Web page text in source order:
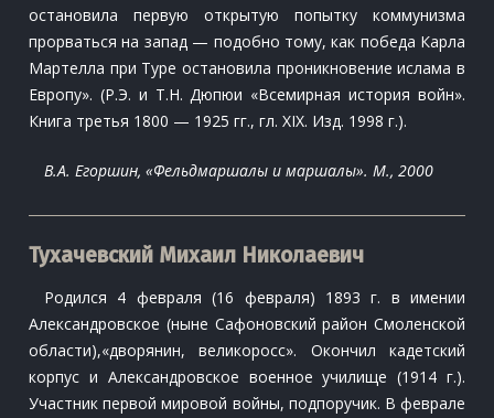
остановила первую открытую попытку коммунизма
прорваться на запад — подобно тому, как победа Карла
Мартелла при Туре остановила проникновение ислама в
Европу». (Р.Э. и Т.Н. Дюпюи «Всемирная история войн».
Книга третья 1800 — 1925 гг., гл. XIX. Изд. 1998 г.).
В.А. Егоршин, «Фельдмаршалы и маршалы». М., 2000
Тухачевский Михаил Николаевич
Родился 4 февраля (16 февраля) 1893 г. в имении
Александровское (ныне Сафоновский район Смоленской
области),«дворянин, великоросс». Окончил кадетский
корпус и Александровское военное училище (1914 г.).
Участник первой мировой войны, подпоручик. В феврале